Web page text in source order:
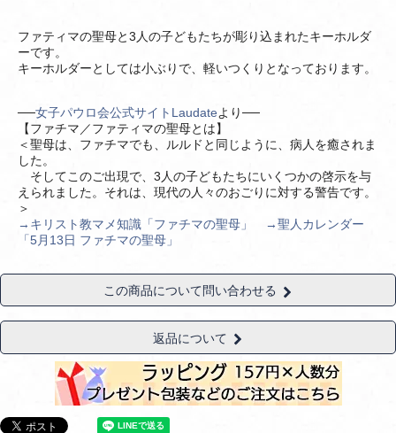
ファティマの聖母と3人の子どもたちが彫り込まれたキーホルダ
ーです。
キーホルダーとしては小ぶりで、軽いつくりとなっております。
──女子パウロ会公式サイトLaudateより──
【ファチマ／ファティマの聖母とは】
＜聖母は、ファチマでも、ルルドと同じように、病人を癒されま
した。
そしてこのご出現で、3人の子どもたちにいくつかの啓示を与
えられました。それは、現代の人々のおごりに対する警告です。
＞
→キリスト教マメ知識「ファチマの聖母」
→聖人カレンダー
「5月13日 ファチマの聖母」
この商品について問い合わせる
返品について